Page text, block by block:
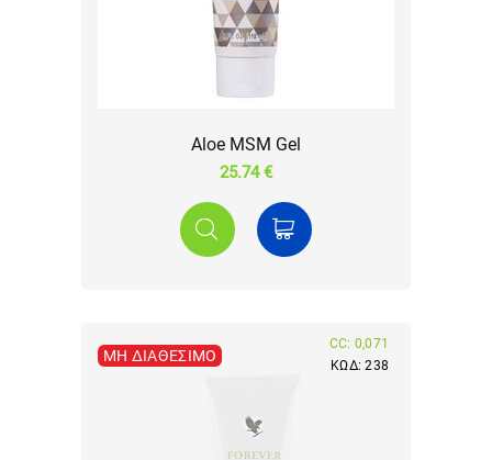
Aloe MSM Gel
25.74 €
ΜΗ ΔΙΑΘΈΣΙΜΟ
ΚΩΔ: 238
CC: 0,071